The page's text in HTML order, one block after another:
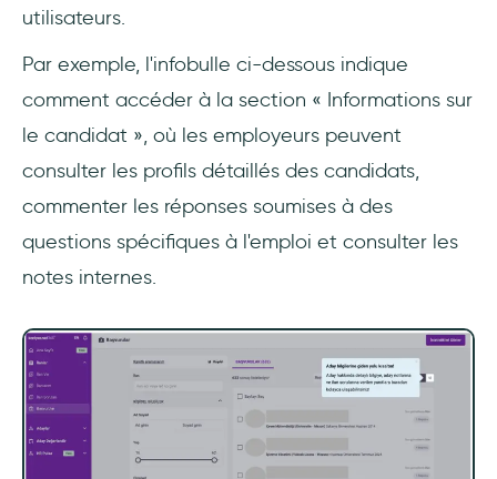
utilisateurs.
Par exemple, l'infobulle ci-dessous indique
comment accéder à la section « Informations sur
le candidat », où les employeurs peuvent
consulter les profils détaillés des candidats,
commenter les réponses soumises à des
questions spécifiques à l'emploi et consulter les
notes internes.